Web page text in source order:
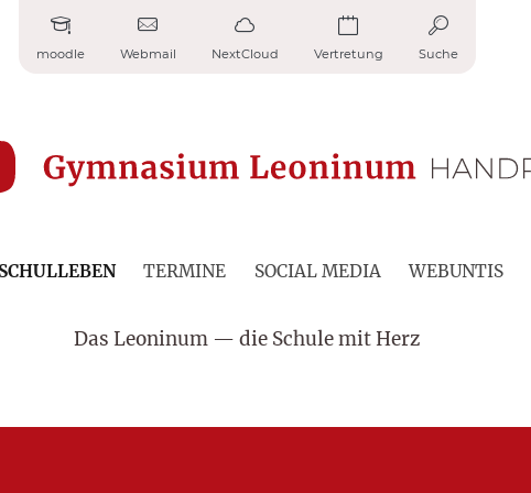
moodle Webmail NextCloud Vertretung Suche
SCHULLEBEN TERMINE SOCIAL MEDIA WEBUNTIS
Das Leoninum — die Schule mit Herz